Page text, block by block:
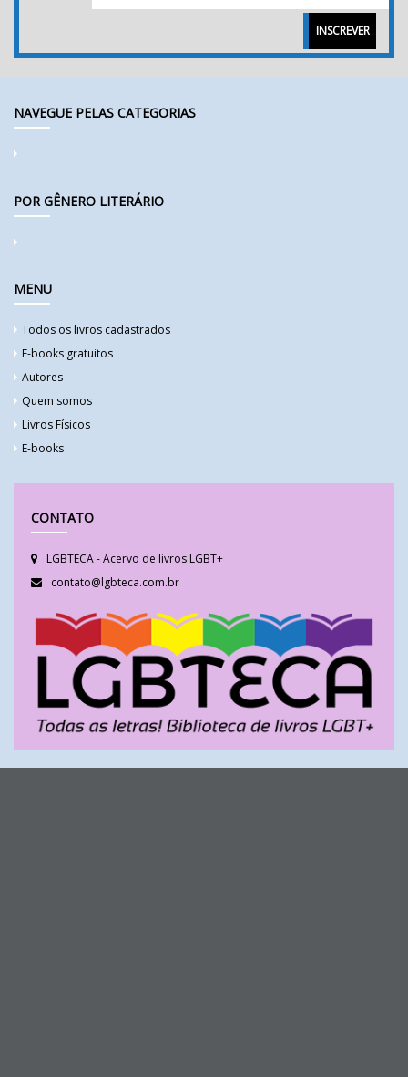
INSCREVER
NAVEGUE PELAS CATEGORIAS
POR GÊNERO LITERÁRIO
MENU
Todos os livros cadastrados
E-books gratuitos
Autores
Quem somos
Livros Físicos
E-books
CONTATO
LGBTECA - Acervo de livros LGBT+
contato@lgbteca.com.br